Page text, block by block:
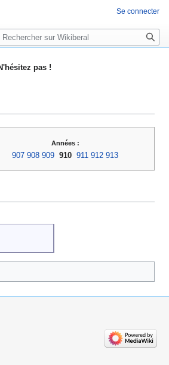
pas !
Années :
907 908 909 910 911 912 913
Se connecter
Rechercher